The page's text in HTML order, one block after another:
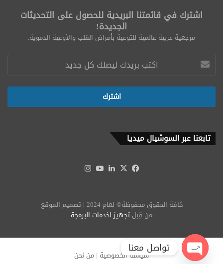
اشترك في قائمتنا البريدية للحصول على التحديثات
الجديدة!
مرجعية عربية عالمية للتوعية بأمراض القلب والأوعية الدموية.
تابعنا عبر السوشيال ميديا
فيسبوك
‫X لينكدإن‫YouTube
كافة الحقوق محفوظة© لعام 2024 | تصميم الموقع
من قِبل تجهيز لخدمات البرمجة
سياسة الخصوصية | من نحن تواصل معنا